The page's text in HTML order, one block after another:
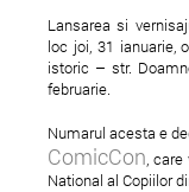
Lansarea si
loc joi, 31 ianuarie,
istoric – str.
februarie.
Numarul acesta e
ComicCon,
National al Copiilor